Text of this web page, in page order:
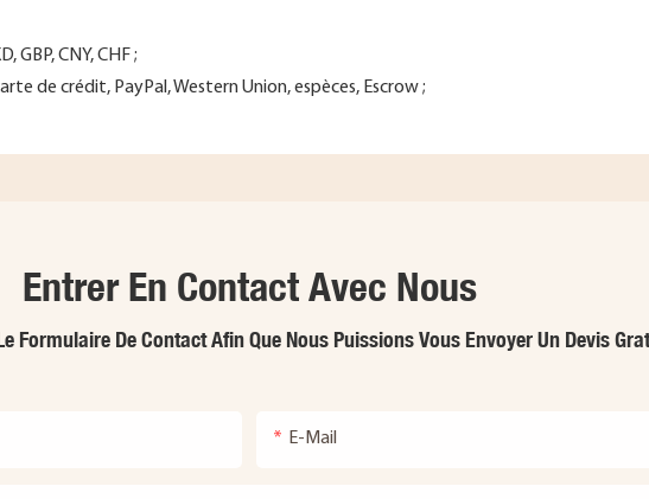
GBP, CNY, CHF ;
de crédit, PayPal, Western Union, espèces, Escrow ;
Entrer En Contact Avec Nous
Formulaire De Contact Afin Que Nous Puissions Vous Envoyer Un Devis
E-Mail